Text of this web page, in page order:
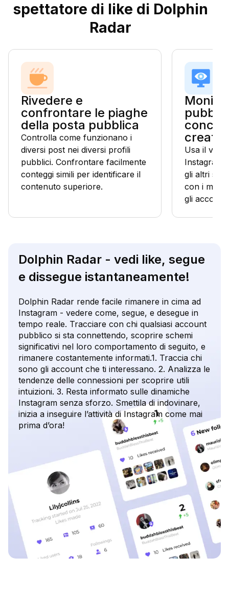
spettatore di like di Dolphin
Radar
Rivedere e
confrontare le piaghe
della posta pubblica
Controlla come funzionano i
diversi post nei diversi profili
pubblici. Confrontare facilmente
conteggi simili per identificare il
contenuto superiore.
Usa il
Instagram
gli altri si
con i
gli account
Dolphin Radar - vedi like, segue
e dissegue istantaneamente!
Dolphin Radar rende facile rimanere in cima ad
Instagram - vedere come, segue, e desegue in
tempo reale. Tracciare con chi qualsiasi account
pubblico si sta connettendo, scoprire schemi
significativi nel loro comportamento di seguito, e
rimanere costantemente informati.1. Traccia chi
sono gli account che ti interessano. 2. Analizza le
tendenze delle connessioni per scoprire utili
intuizioni. 3. Resta informato sulle dinamiche
Instagram senza sforzo. Smettila di indovinare,
inizia a inseguire l’attività di Instagram come mai
prima d’ora!